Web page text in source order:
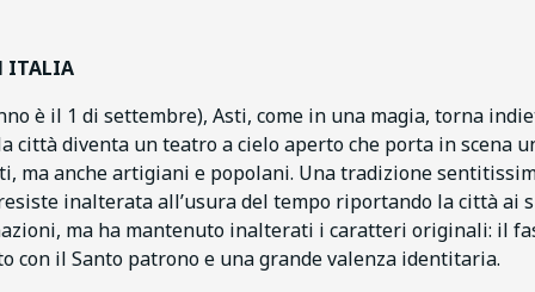
ITALIA
è il 1 di settembre), Asti, come in una magia, torna
città diventa un teatro a cielo aperto che porta in scena
ma anche artigiani e popolani. Una tradizione
inalterata all’usura del tempo riportando la città ai
ma ha mantenuto inalterati i caratteri originali: il
il Santo patrono e una grande valenza identitaria.